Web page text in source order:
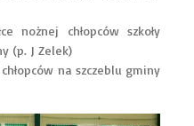
nożnej chłopców szkoły
(p. J Zelek)
na szczeblu gminy